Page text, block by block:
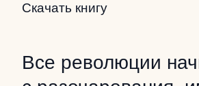
Скачать книгу
Все революции